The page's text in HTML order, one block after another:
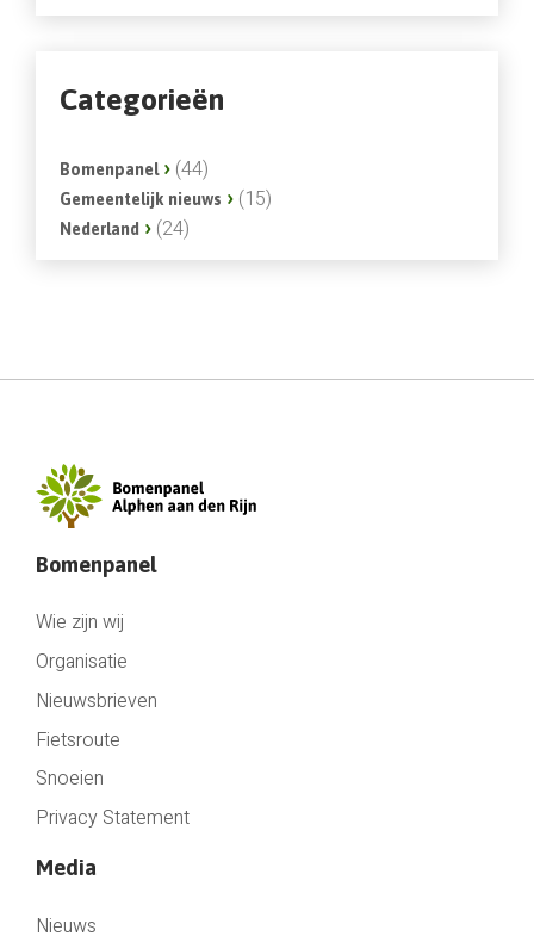
Categorieën
Bomenpanel (44)
Gemeentelijk nieuws (15)
Nederland (24)
Bomenpanel
Wie zijn wij
Organisatie
Nieuwsbrieven
Fietsroute
Snoeien
Privacy Statement
Media
Nieuws